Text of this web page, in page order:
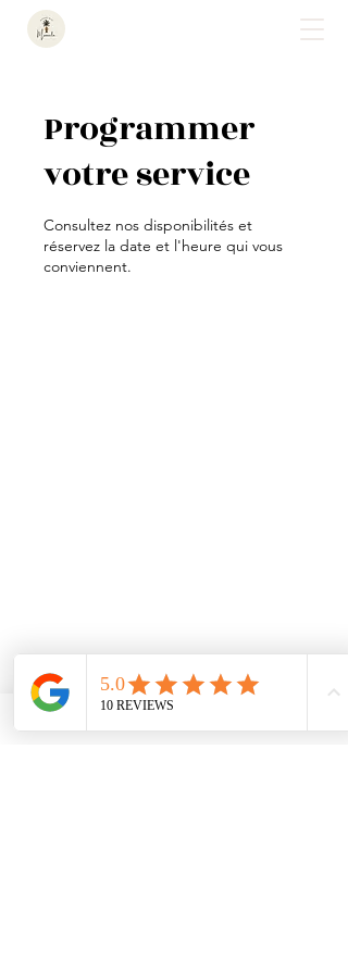
Programmer
votre service
Consultez nos disponibilités et
réservez la date et l'heure qui vous
conviennent.